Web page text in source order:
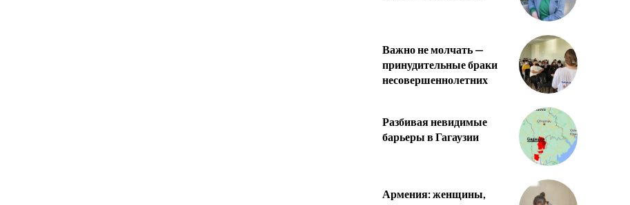
Важно не молчать —
принудительные браки
несовершеннолетних
Разбивая невидимые
барьеры в Гагаузии
Армения: женщины,